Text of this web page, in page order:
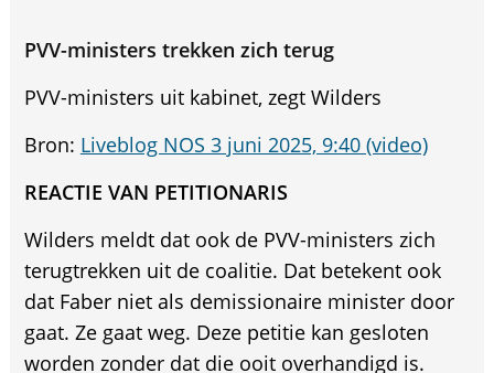
PVV-ministers trekken zich terug
PVV-ministers uit kabinet, zegt Wilders
Bron: Liveblog NOS 3 juni 2025, 9:40 (video)
REACTIE VAN PETITIONARIS
Wilders meldt dat ook de PVV-ministers zich
terugtrekken uit de coalitie. Dat betekent ook
dat Faber niet als demissionaire minister door
gaat. Ze gaat weg. Deze petitie kan gesloten
worden zonder dat die ooit overhandigd is.